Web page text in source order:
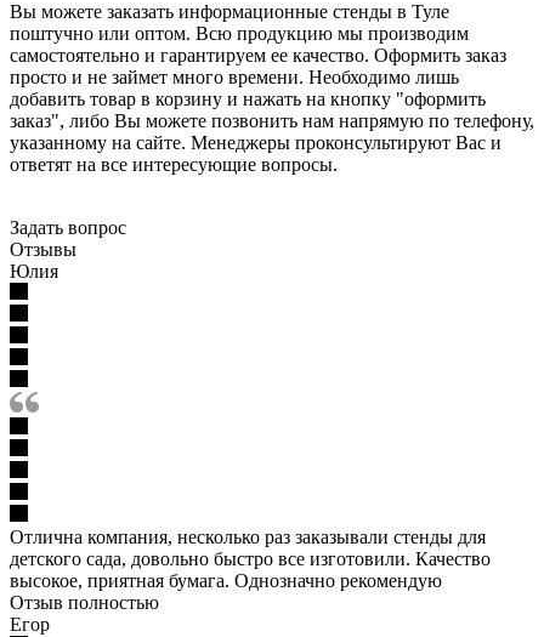
Вы можете заказать информационные стенды в Туле
поштучно или оптом. Всю продукцию мы производим
самостоятельно и гарантируем ее качество. Оформить заказ
просто и не займет много времени. Необходимо лишь
добавить товар в корзину и нажать на кнопку "оформить
заказ", либо Вы можете позвонить нам напрямую по телефону,
указанному на сайте. Менеджеры проконсультируют Вас и
ответят на все интересующие вопросы.
Задать вопрос
Отзывы
Юлия
Отлична компания, несколько раз заказывали стенды для
детского сада, довольно быстро все изготовили. Качество
высокое, приятная бумага. Однозначно рекомендую
Отзыв полностью
Егор